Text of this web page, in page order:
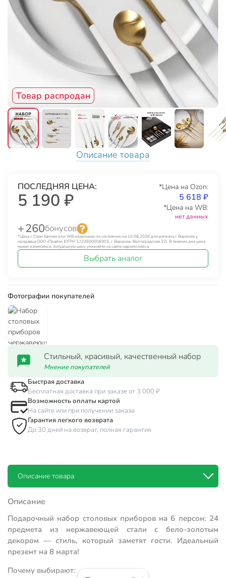
Товар распродан
Описание товара
ПОСЛЕДНЯЯ ЦЕНА:
5 190 ₽
*Цена на Ozon:
5 618 ₽
*Цена на WB:
нет данных
+ 260бонусов
*Цена с Озон банком или WB кошельком по состоянию на 10.08.2026 для региона г. Воронеж у
продавца ООО «Прайм» (ОГРН 1233600006903, г. Воронеж, Волгоградская 32). В течение дня цена
может изменяться. Актуальную цену уточняйте на сайте маркетплейса.
Выбрать аналог
Фотографии покупателей
Стильный, красивый, качественный набор
Мнение покупателей
Быстрая доставка
Бесплатная доставка при заказе от 3 000 ₽
Возможность оплаты картой
На сайте или при получении заказа
Гарантия легкого возврата
До 30 дней на возврат, полная гарантия
Описание товара
Описание
Подарочный набор столовых приборов на 6 персон: 24
предмета из нержавеющей стали с бело-золотым
декором — стиль, который заметят гости. Идеальный
презент на 8 марта!
Почему выбирают: